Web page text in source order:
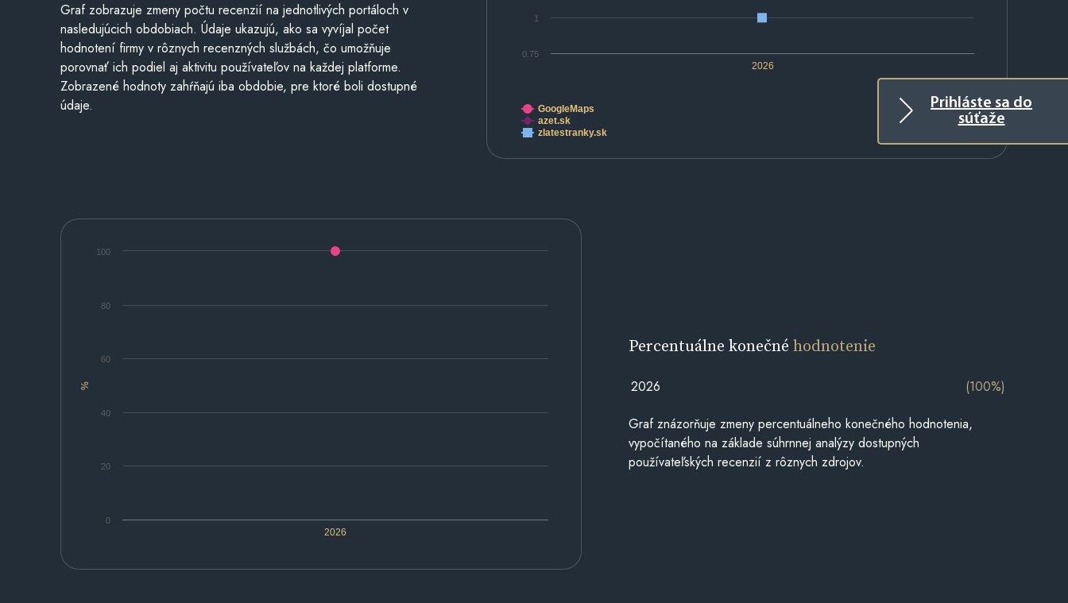
Prihláste sa do
súťaže
2026
0.75
1
GoogleMaps
azet.sk
zlatestranky.sk
Graf zobrazuje zmeny počtu recenzií na jednotlivých portáloch v
nasledujúcich obdobiach. Údaje ukazujú, ako sa vyvíjal počet
hodnotení firmy v rôznych recenzných službách, čo umožňuje
porovnať ich podiel aj aktivitu používateľov na každej platforme.
Zobrazené hodnoty zahŕňajú iba obdobie, pre ktoré boli dostupné
údaje.
%
2026
0
20
40
60
80
100
Percentuálne konečnéhodnotenie
2026 (100%)
Graf znázorňuje zmeny percentuálneho konečného hodnotenia,
vypočítaného na základe súhrnnej analýzy dostupných
používateľských recenzií z rôznych zdrojov.